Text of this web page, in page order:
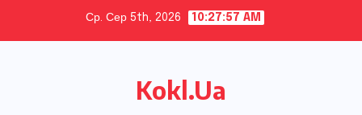
Ср. Сер 5th, 2026 10:27:58 AM
Kokl.Ua